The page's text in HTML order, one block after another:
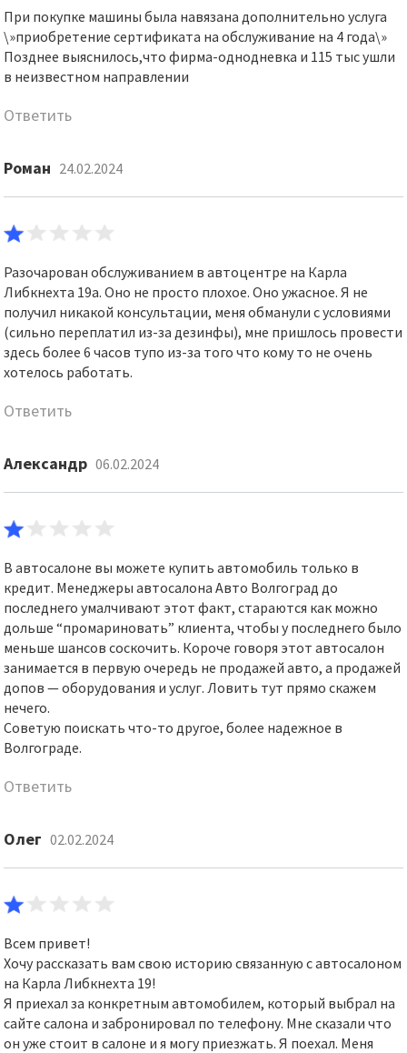
При покупке машины была навязана дополнительно услуга
\»приобретение сертификата на обслуживание на 4 года\»
Позднее выяснилось,что фирма-однодневка и 115 тыс ушли
в неизвестном направлении
Ответить
Роман 24.02.2024
Разочарован обслуживанием в автоцентре на Карла
Либкнехта 19а. Оно не просто плохое. Оно ужасное. Я не
получил никакой консультации, меня обманули с условиями
(сильно переплатил из-за дезинфы), мне пришлось провести
здесь более 6 часов тупо из-за того что кому то не очень
хотелось работать.
Ответить
Александр 06.02.2024
В автосалоне вы можете купить автомобиль только в
кредит. Менеджеры автосалона Авто Волгоград до
последнего умалчивают этот факт, стараются как можно
дольше “промариновать” клиента, чтобы у последнего было
меньше шансов соскочить. Короче говоря этот автосалон
занимается в первую очередь не продажей авто, а продажей
допов — оборудования и услуг. Ловить тут прямо скажем
нечего.
Советую поискать что-то другое, более надежное в
Волгограде.
Ответить
Олег 02.02.2024
Всем привет!
Хочу рассказать вам свою историю связанную с автосалоном
на Карла Либкнехта 19!
Я приехал за конкретным автомобилем, который выбрал на
сайте салона и забронировал по телефону. Мне сказали что
он уже стоит в салоне и я могу приезжать. Я поехал. Меня